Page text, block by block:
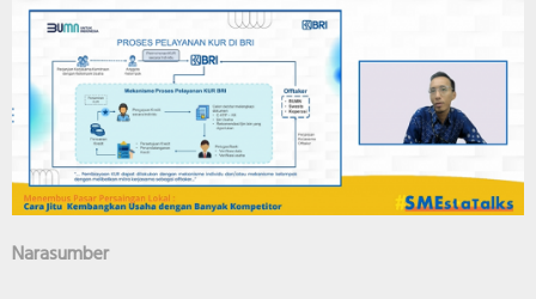
Narasumber